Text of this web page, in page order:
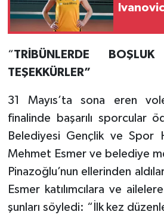
“TRİBÜNLERDE
TEŞEKKÜRLER”
31 Mayıs’ta sona eren
finalinde başarılı sporcular
Belediyesi Gençlik ve Spor
Mehmet Esmer ve belediye
Pinazoğlu’nun ellerinden
Esmer katılımcılara ve
şunları söyledi: “İlk kez